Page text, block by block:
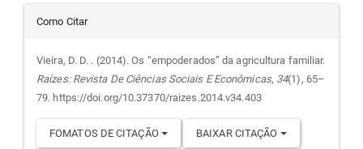
Detalhes
do
artigo
Como Citar
Vieira, D. D. . (2014). Os “empoderados” da agricultura familiar.
Raízes: Revista De Ciências Sociais E Econômicas, 34(1), 65–
79. https://doi.org/10.37370/raizes.2014.v34.403
FOMATOS DE CITAÇÃO BAIXAR CITAÇÃO